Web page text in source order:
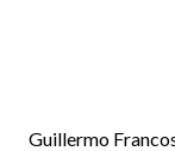
Guillermo